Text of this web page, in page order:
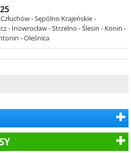
- Sępólno Krajeńskie -
- Inowrocław - Strzelno - Ślesin - Konin -
- Oleśnica